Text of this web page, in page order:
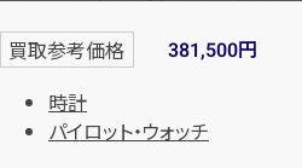
買取参考価格 381,500円
時計
パイロット・ウォッチ